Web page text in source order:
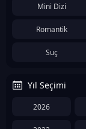
Mini Dizi
Romantik
Suç
Yıl Seçimi
2026